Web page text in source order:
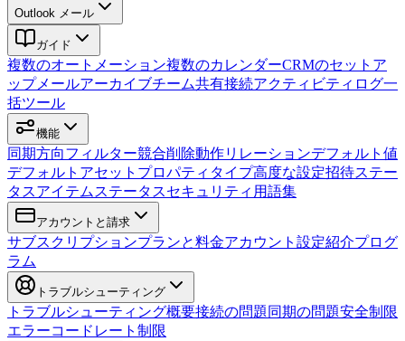
Outlook メール
ガイド
複数のオートメーション複数のカレンダーCRMのセットア
ップメールアーカイブチーム共有接続アクティビティログ一
括ツール
機能
同期方向フィルター競合削除動作リレーションデフォルト値
デフォルトアセット プロパティタイプ高度な設定招待ステー
タスアイテムステータスセキュリティ 用語集
アカウントと請求
サブスクリプションプランと料金アカウント設定紹介プログ
ラム
トラブルシューティング
トラブルシューティング概要接続の問題 同期の問題安全制限
エラーコード レート制限